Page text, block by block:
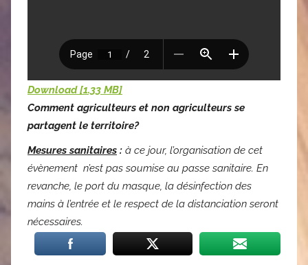
Download [1.33 MB]
Comment agriculteurs et non agriculteursse
partagent le territoire?
Mesures sanitaires : à ce jour, l’organisation de cet
évènement n’est pas soumise au passe sanitaire. En
revanche, le port du masque, la désinfection des
mains à l’entrée et le respect de la distanciation seront
nécessaires.